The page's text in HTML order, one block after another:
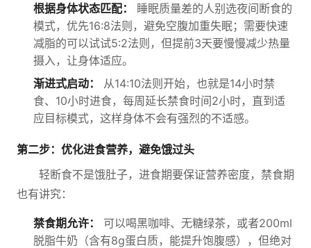
根据身体状态匹配：
睡眠质量差的人别选夜间断食的
模式，优先16:8法则，避免空腹加重失眠；需要快速
减脂的可以试试5:2法则，但提前3天要慢慢减少热量
摄入，让身体适应。
渐进式启动：
从14:10法则开始，也就是14小时禁
食、10小时进食，每周延长禁食时间2小时，直到适
应目标模式，这样身体不会有强烈的不适感。
第二步：优化进食营养，避免饿过头
轻断食不是饿肚子，进食期要保证营养密度，禁食期
也有讲究：
禁食期允许：
可以喝黑咖啡、无糖绿茶，或者200ml
脱脂牛奶（含有8g蛋白质，能提升饱腹感），但绝对